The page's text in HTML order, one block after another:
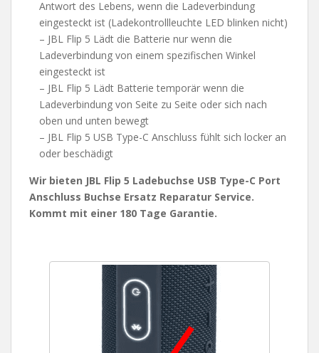
Antwort des Lebens, wenn die Ladeverbindung
eingesteckt ist (Ladekontrollleuchte LED blinken nicht)
– JBL Flip 5 Lädt die Batterie nur wenn die
Ladeverbindung von einem spezifischen Winkel
eingesteckt ist
– JBL Flip 5 Lädt Batterie temporär wenn die
Ladeverbindung von Seite zu Seite oder sich nach
oben und unten bewegt
– JBL Flip 5 USB Type-C Anschluss fühlt sich locker an
oder beschädigt
Wir bieten JBL Flip 5 Ladebuchse USB Type-C Port
Anschluss Buchse Ersatz Reparatur Service.
Kommt mit einer 180 Tage Garantie.